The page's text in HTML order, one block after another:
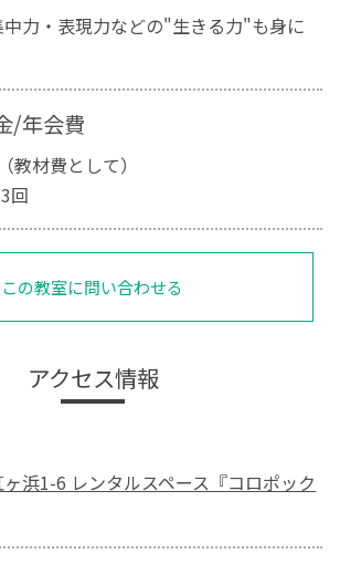
中力・表現力などの"生きる力"も身に
/年会費
材費として）
回
この教室に問い合わせる
アクセス情報
浜1-6 レンタルスペース『コロポック